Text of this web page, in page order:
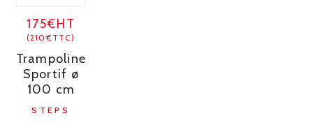
175€HT
(210€TTC)
Trampoline
Sportif ø
100 cm
STEPS